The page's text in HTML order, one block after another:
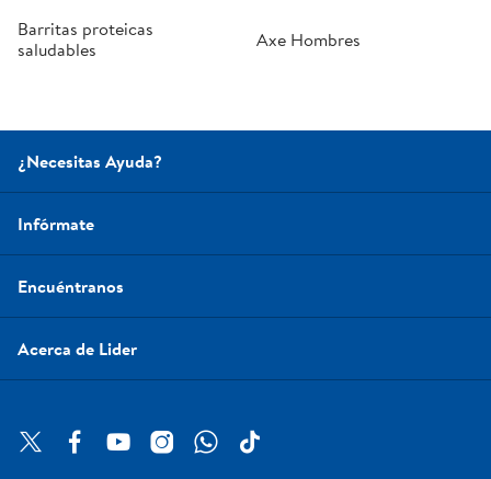
Barritas proteicas
saludables
Axe Hombres
¿Necesitas Ayuda?
Infórmate
Encuéntranos
Acerca de Lider